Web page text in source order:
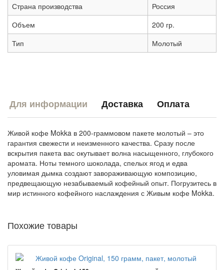
Страна производства
Россия
Объем
200 гр.
Тип
Молотый
Для информации Доставка Оплата
Живой кофе Mokka в 200-граммовом пакете молотый – это
гарантия свежести и неизменного качества. Сразу после
вскрытия пакета вас окутывает волна насыщенного, глубокого
аромата. Ноты темного шоколада, спелых ягод и едва
уловимая дымка создают завораживающую композицию,
предвещающую незабываемый кофейный опыт. Погрузитесь в
мир истинного кофейного наслаждения с Живым кофе Mokka.
Похожие товары